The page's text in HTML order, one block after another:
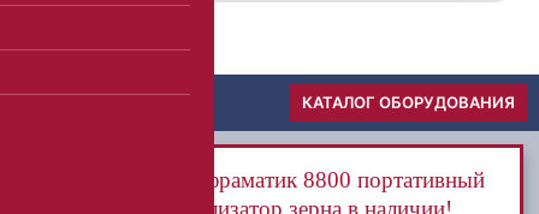
КАТАЛОГ ОБОРУДОВАНИЯ
Инфраматик 8800 портативный
анализатор зерна в наличии!